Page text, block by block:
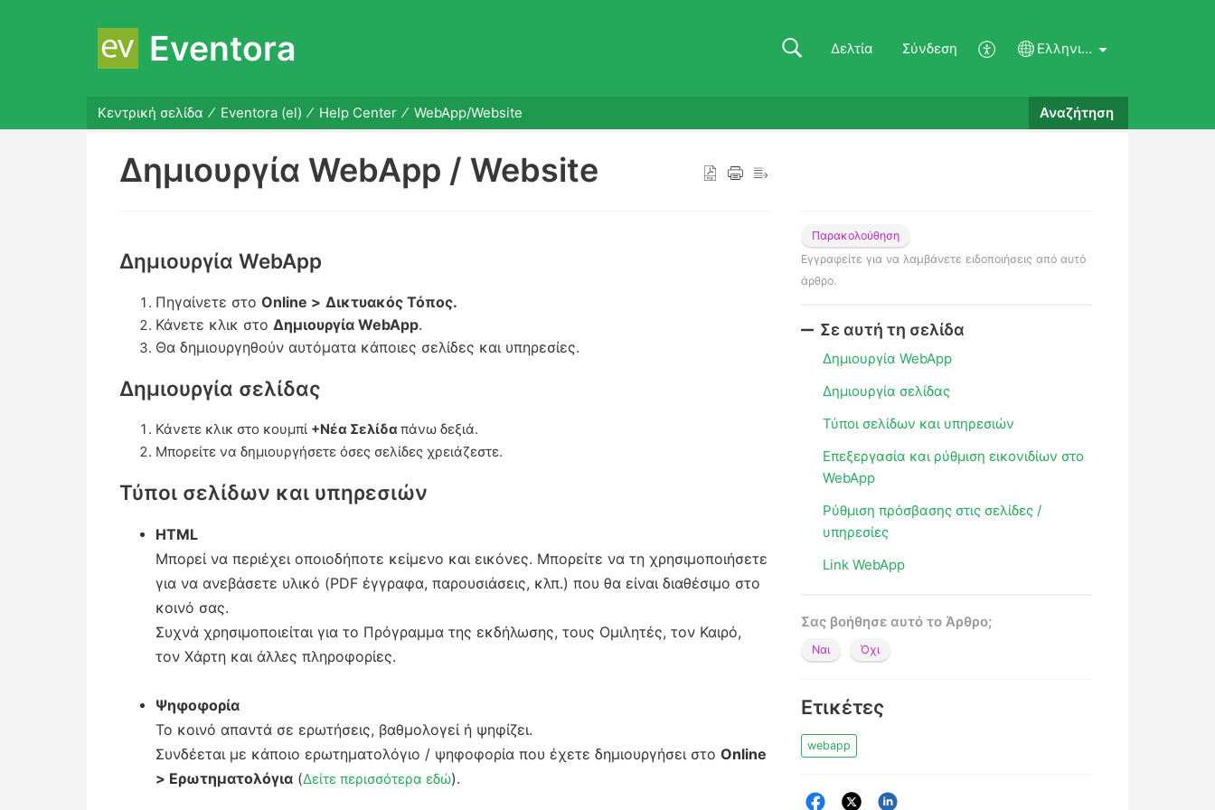
Eventora Δελτία Σύνδεση Ελληνικά
Κεντρική σελίδα Eventora (el) Help Center WebApp/Website Αναζήτηση
Δημιουργία WebApp / Website
Δημιουργία WebApp
Πηγαίνετε στο Οnline > Δικτυακός Τόπος.
Κάνετε κλικ στο Δημιουργία WebApp.
Θα δημιουργηθούν αυτόματα κάποιες σελίδες και υπηρεσίες.
Δημιουργία σελίδας
Κάνετε κλικ στο κουμπί +Νέα Σελίδα πάνω δεξιά.
Μπορείτε να δημιουργήσετε όσες σελίδες χρειάζεστε.
Τύποι σελίδων και υπηρεσιών
HTML
Μπορεί να περιέχει οποιοδήποτε κείμενο και εικόνες. Μπορείτε να τη χρησιμοποιήσετε
για να ανεβάσετε υλικό (PDF έγγραφα, παρουσιάσεις, κλπ.) που θα είναι διαθέσιμο στο
κοινό σας.
Συχνά χρησιμοποιείται για το Πρόγραμμα της εκδήλωσης, τους Ομιλητές, τον Καιρό,
τον Χάρτη και άλλες πληροφορίες.
Ψηφοφορία
Το κοινό απαντά σε ερωτήσεις, βαθμολογεί ή ψηφίζει.
Συνδέεται με κάποιο ερωτηματολόγιο / ψηφοφορία που έχετε δημιουργήσει στο Online
> Ερωτηματολόγια(Δείτε περισσότερα εδώ).
Παρακολούθηση
Εγγραφείτε για να λαμβάνετε ειδοποιήσεις από αυτό
άρθρο.
Σε αυτή τη σελίδα
Δημιουργία WebApp
Δημιουργία σελίδας
Τύποι σελίδων και υπηρεσιών
Επεξεργασία και ρύθμιση εικονιδίων στο
WebApp
Ρύθμιση πρόσβασης στις σελίδες /
υπηρεσίες
Link WebApp
Σας βοήθησε αυτό το Άρθρο;
Ναι Όχι
Ετικέτες
webapp